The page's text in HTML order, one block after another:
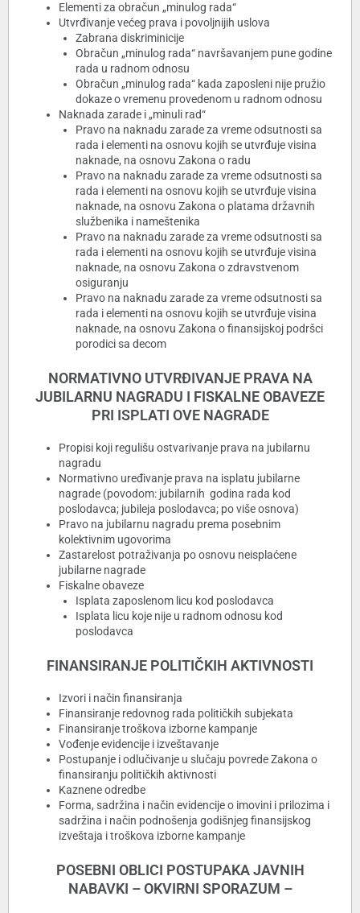
Elementi za obračun „minulog rada“
Utvrđivanje većeg prava i povoljnijih uslova
Zabrana diskriminicije
Obračun „minulog rada“ navršavanjem pune godine
rada u radnom odnosu
Obračun „minulog rada“ kada zaposleni nije pružio
dokaze o vremenu provedenom u radnom odnosu
Naknada zarade i „minuli rad“
Pravo na naknadu zarade za vreme odsutnosti sa
rada i elementi na osnovu kojih se utvrđuje visina
naknade, na osnovu Zakona o radu
Pravo na naknadu zarade za vreme odsutnosti sa
rada i elementi na osnovu kojih se utvrđuje visina
naknade, na osnovu Zakona o platama državnih
službenika i nameštenika
Pravo na naknadu zarade za vreme odsutnosti sa
rada i elementi na osnovu kojih se utvrđuje visina
naknade, na osnovu Zakona o zdravstvenom
osiguranju
Pravo na naknadu zarade za vreme odsutnosti sa
rada i elementi na osnovu kojih se utvrđuje visina
naknade, na osnovu Zakona o finansijskoj podršci
porodici sa decom
NORMATIVNO UTVRĐIVANJE PRAVA NA
JUBILARNU NAGRADU I FISKALNE OBAVEZE
PRI ISPLATI OVE NAGRADE
Propisi koji regulišu ostvarivanje prava na jubilarnu
nagradu
Normativno uređivanje prava na isplatu jubilarne
nagrade (povodom: jubilarnih godina rada kod
poslodavca; jubileja poslodavca; po više osnova)
Pravo na jubilarnu nagradu prema posebnim
kolektivnim ugovorima
Zastarelost potraživanja po osnovu neisplaćene
jubilarne nagrade
Fiskalne obaveze
Isplata zaposlenom licu kod poslodavca
Isplata licu koje nije u radnom odnosu kod
poslodavca
FINANSIRANJE POLITIČKIH AKTIVNOSTI
Izvori i način finansiranja
Finansiranje redovnog rada političkih subjekata
Finansiranje troškova izborne kampanje
Vođenje evidencije i izveštavanje
Postupanje i odlučivanje u slučaju povrede Zakona o
finansiranju političkih aktivnosti
Kaznene odredbe
Forma, sadržina i način evidencije o imovini i prilozima i
sadržina i način podnošenja godišnjeg finansijskog
izveštaja i troškova izborne kampanje
POSEBNI OBLICI POSTUPAKA JAVNIH
NABAVKI – OKVIRNI SPORAZUM –